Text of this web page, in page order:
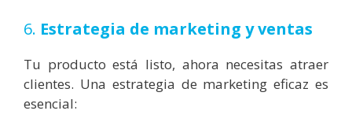
6. Estrategia de marketing y ventas
Tu producto está listo, ahora necesitas atraer
clientes. Una estrategia de marketing eficaz es
esencial: